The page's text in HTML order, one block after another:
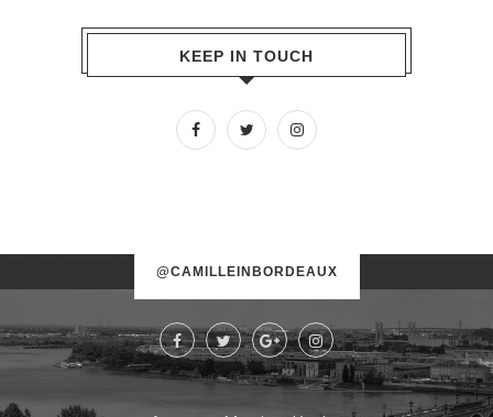
KEEP IN TOUCH
@CAMILLEINBORDEAUX
Try some other hashtag or username